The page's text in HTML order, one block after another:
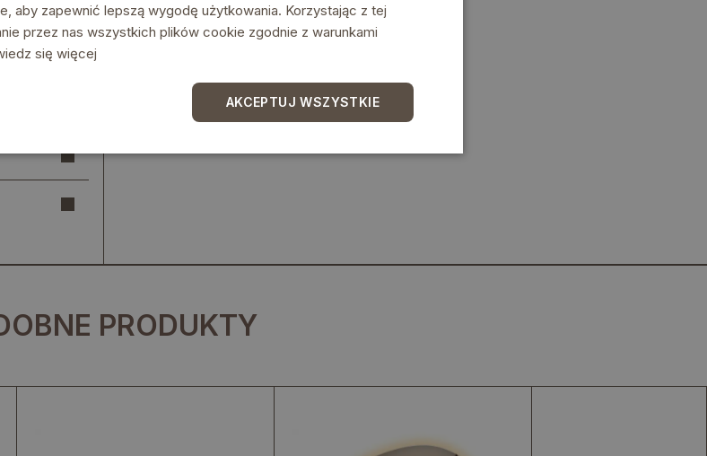
PRODUKTY
aby zapewnić lepszą wygodę użytkowania. Korzystając z tej
przez nas wszystkich plików cookie zgodnie z warunkami
się więcej
AKCEPTUJ WSZYSTKIE